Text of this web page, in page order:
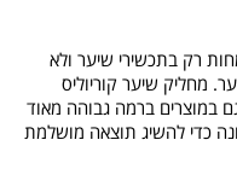
רק בתכשירי שיער ולא
מחליק שיער קוריוליס
במוצרים ברמה גבוהה מאוד
כדי להשיג תוצאה מושלמת